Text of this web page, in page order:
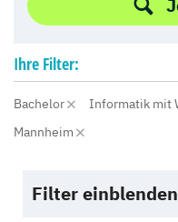
Ihre Filter:
Bachelor
Informatik mit
Mannheim
Filter einblenden